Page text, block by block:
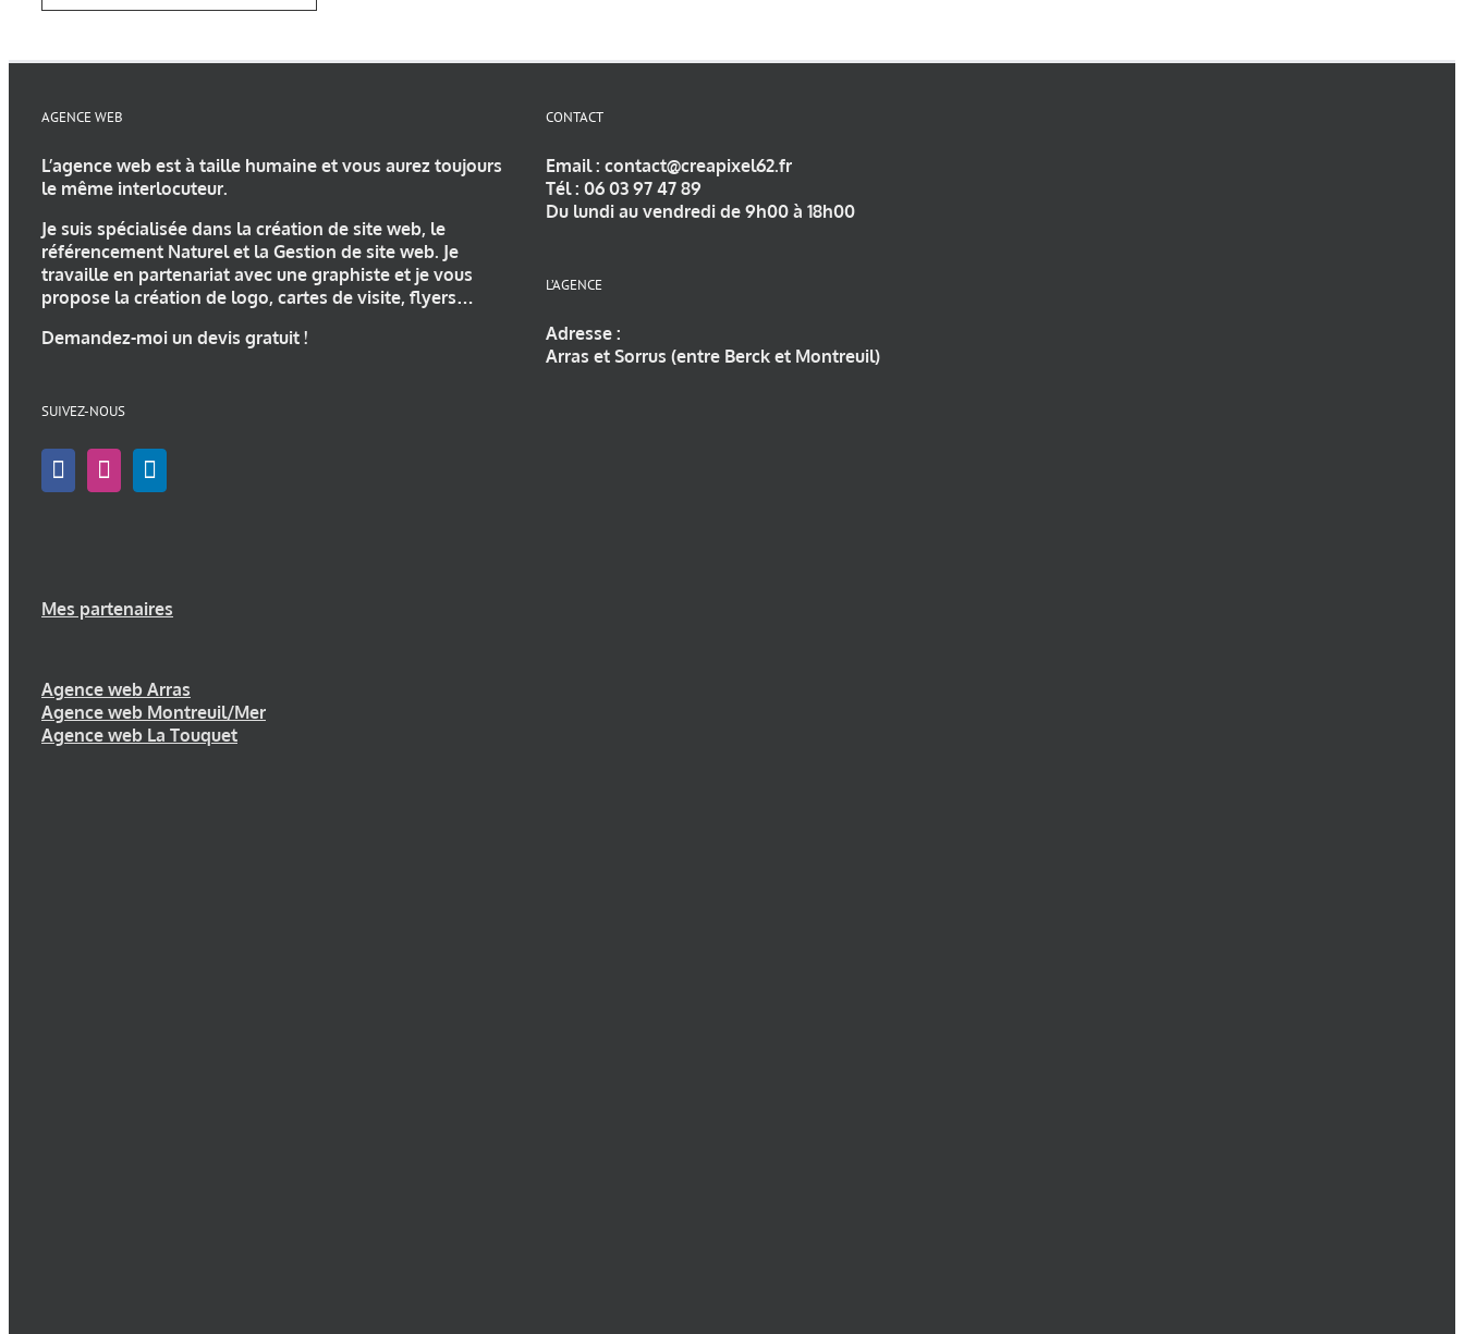
AGENCE WEB
L’agence web est à taille humaine et vous aurez toujours
le même interlocuteur.
Je suis spécialisée dans la création de site web, le
référencement Naturel et la Gestion de site web. Je
travaille en partenariat avec une graphiste et je vous
propose la création de logo, cartes de visite, flyers…
Demandez-moi un devis gratuit !
SUIVEZ-NOUS
Mes partenaires
Agence web Arras
Agence web Montreuil/Mer
Agence web La Touquet
CONTACT
Email : contact@creapixel62.fr
Tél : 06 03 97 47 89
Du lundi au vendredi de 9h00 à 18h00
L’AGENCE
Adresse :
Arras et Sorrus (entre Berck et Montreuil)